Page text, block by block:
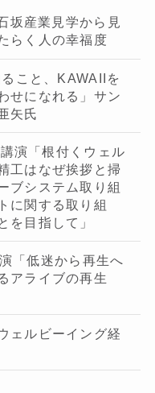
坂産業見学から見
らく人の幸福度
こと、KAWAIIを
せになれる」サン
矢氏
演「根付くウェル
工はなぜ挨拶と掃
ブシステム取り組
に関する取り組
目指して」
「低迷から再生へ
アライブの再生
ェルビーイング経